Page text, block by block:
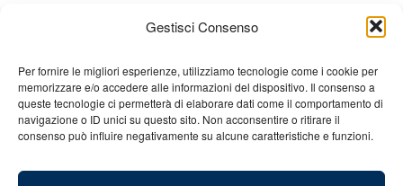
Gestisci Consenso
Per fornire le migliori esperienze, utilizziamo tecnologie come i cookie per
memorizzare e/o accedere alle informazioni del dispositivo. Il consenso a
queste tecnologie ci permetterà di elaborare dati come il comportamento di
navigazione o ID unici su questo sito. Non acconsentire o ritirare il
consenso può influire negativamente su alcune caratteristiche e funzioni.
Chi siamo Gian Carlo Minardi
Gear
Merchandising
Partners Contatti